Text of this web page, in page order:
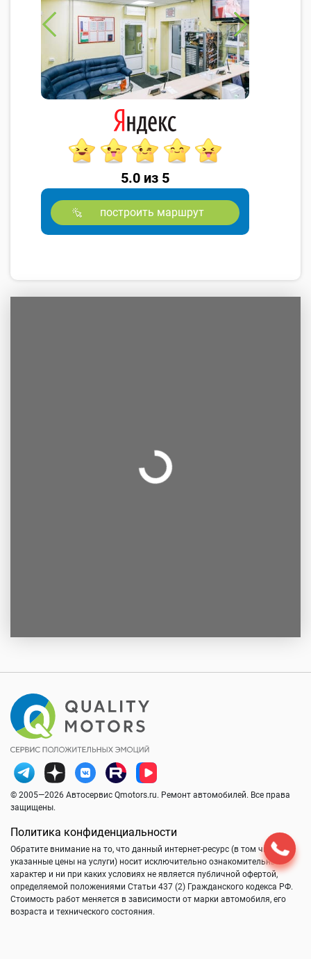
5.0 из 5
построить маршрут
© 2005—2026 Автосервис Qmotors.ru. Ремонт автомобилей. Все права
защищены.
Политика конфиденциальности
Обратите внимание на то, что данный интернет-ресурс (в том числе
указанные цены на услуги) носит исключительно ознакомительный
характер и ни при каких условиях не является публичной офертой,
определяемой положениями Статьи 437 (2) Гражданского кодекса РФ.
Стоимость работ меняется в зависимости от марки автомобиля, его
возраста и технического состояния.